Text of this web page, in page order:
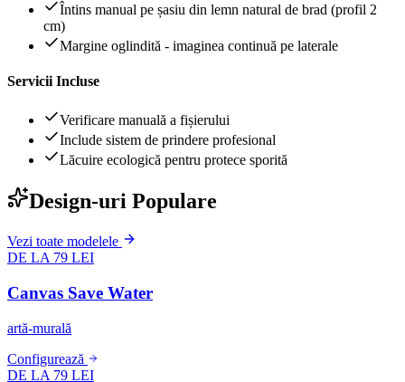
Întins manual pe șasiu din lemn natural de brad (profil 2
cm)
Margine oglindită - imaginea continuă pe laterale
Servicii Incluse
Verificare manuală a fișierului
Include sistem de prindere profesional
Lăcuire ecologică pentru protece sporită
Design-uri Populare
Vezi toate modelele
DE LA 79 LEI
Canvas Save Water
artă-murală
Configurează
DE LA 79 LEI